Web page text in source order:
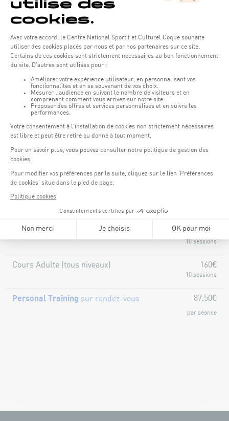
Tarifs des cours
Cours aquatiques
Aqua Jogging
Aqua Circuit
Aqua Jump
Aqua Biking
Cours de Natation
Cours Bébé Nageur (tous niveaux)
Cours Enfant (tous niveaux) 160€
10 sessions
Cours Adulte (tous niveaux) 160€
10 sessions
Personal Training sur rendez-vous 87,50€
par séance